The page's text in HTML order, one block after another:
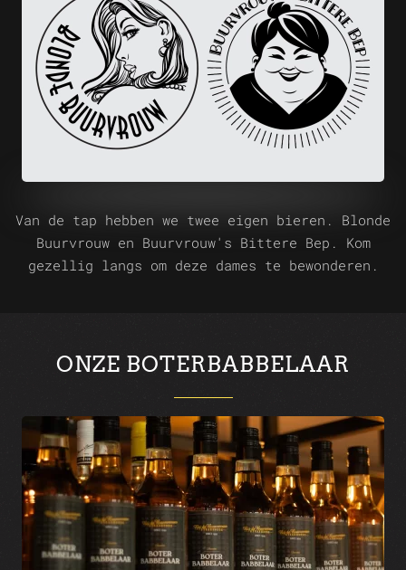
Van de tap hebben we twee eigen bieren. Blonde
Buurvrouw en Buurvrouw's Bittere Bep. Kom
gezellig langs om deze dames te bewonderen .
ONZE BOTERBABBELAAR